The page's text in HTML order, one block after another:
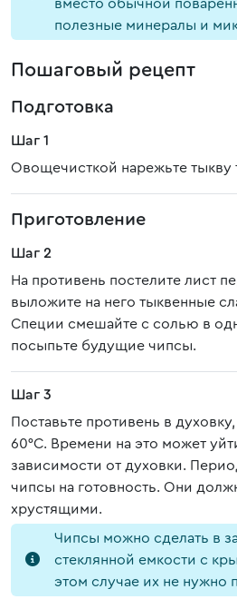
вместо обычной
полезные минералы и
Пошаговый рецепт
Подготовка
Шаг 1
Овощечисткой нарежьте тыкву
Приготовление
Шаг 2
На противень постелите лист
выложите на него тыквенные
Специи смешайте с солью в
посыпьте будущие чипсы.
Шаг 3
Поставьте противень в
60°С. Времени на это может
зависимости от духовки.
чипсы на готовность. Они
хрустящими.
Чипсы можно сделать в
стеклянной емкости с
этом случае их не нужно